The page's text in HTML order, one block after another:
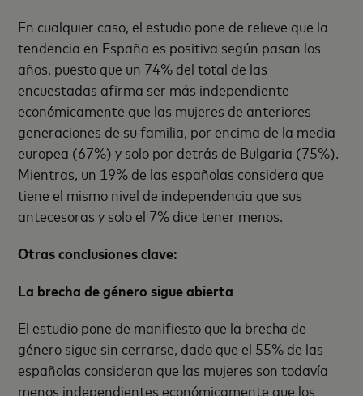
En cualquier caso, el estudio pone de relieve que la
tendencia en España es positiva según pasan los
años, puesto que un 74% del total de las
encuestadas afirma ser más independiente
económicamente que las mujeres de anteriores
generaciones de su familia, por encima de la media
europea (67%) y solo por detrás de Bulgaria (75%).
Mientras, un 19% de las españolas considera que
tiene el mismo nivel de independencia que sus
antecesoras y solo el 7% dice tener menos.
Otras conclusiones clave:
La brecha de género sigue abierta
El estudio pone de manifiesto que la brecha de
género sigue sin cerrarse, dado que el 55% de las
españolas consideran que las mujeres son todavía
menos independientes económicamente que los